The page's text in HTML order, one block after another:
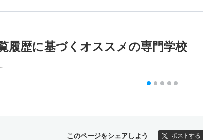
履歴に基づく オススメの専門学校
このページをシェアしよう ポストする